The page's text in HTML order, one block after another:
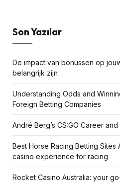
Son Yazılar
De impact van bonussen op
belangrijk zijn
Understanding Odds and
Foreign Betting Companies
André Berg’s CS:GO Career
Best Horse Racing Betting Sites
casino experience for racing
Rocket Casino Australia: your